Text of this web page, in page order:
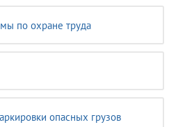
по охране труда
опасных грузов